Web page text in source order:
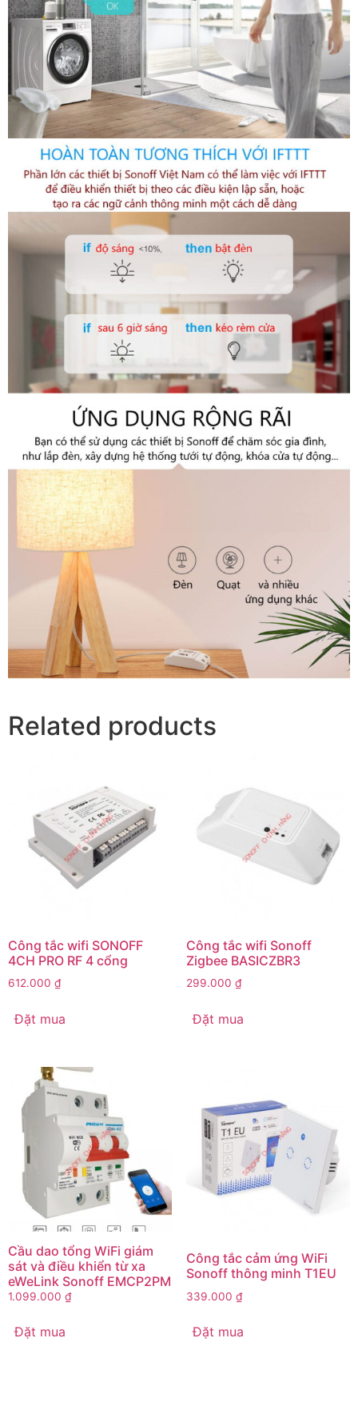
Related products
Công tắc wifi SONOFF
4CH PRO RF 4 cổng
612.000 ₫
Đặt mua
Công tắc wifi Sonoff
Zigbee BASICZBR3
299.000 ₫
Đặt mua
Cầu dao tổng WiFi giám
sát và điều khiển từ xa
eWeLink Sonoff EMCP2PM
1.099.000 ₫
Đặt mua
Công tắc cảm ứng WiFi
Sonoff thông minh T1EU
339.000 ₫
Đặt mua